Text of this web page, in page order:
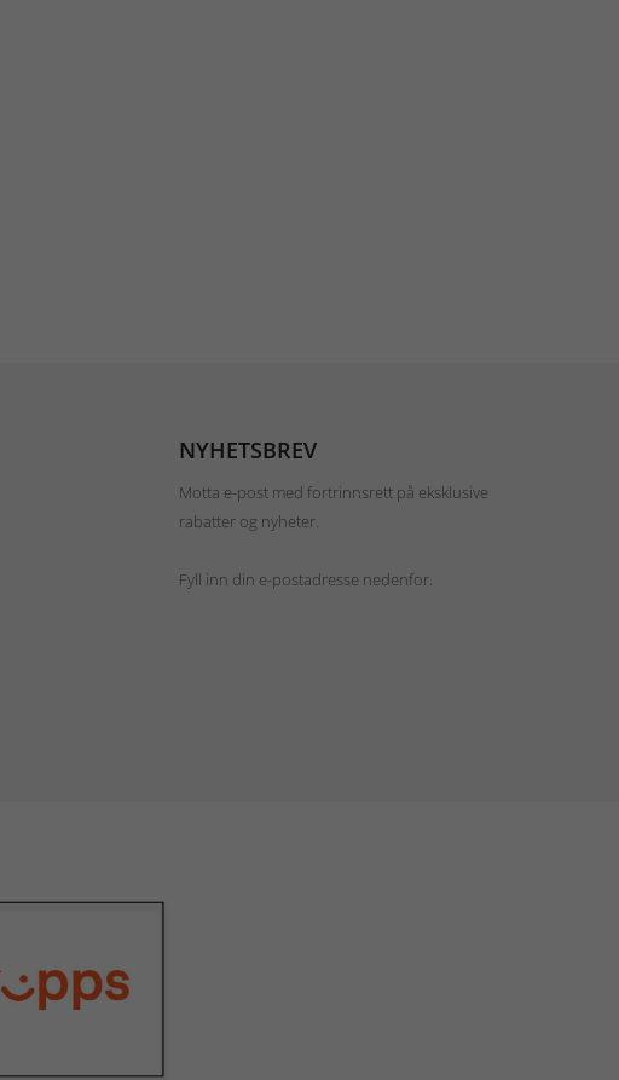
NYHETSBREV
Motta e-post med fortrinnsrett på eksklusive
rabatter og nyheter.
Fyll inn din e-postadresse nedenfor.